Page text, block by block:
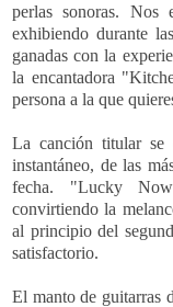
perlas sonoras. Nos
exhibiendo durante
ganadas con la
la encantadora
persona a la que
La canción titular se
instantáneo, de las
fecha. "Lucky
convirtiendo la
al principio del
satisfactorio.
El manto de guitarras